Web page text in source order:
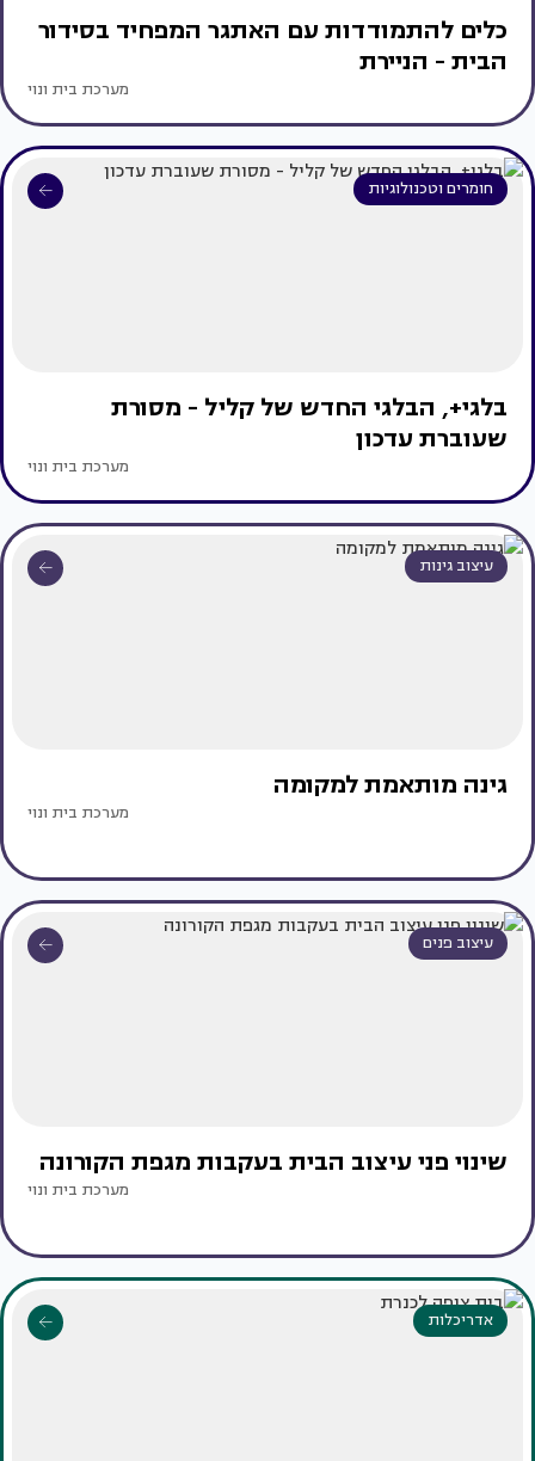
כלים להתמודדות עם האתגר המפחיד בסידור
הבית - הניירת
מערכת בית ונוי
חומרים וטכנולוגיות
בלגי+, הבלגי החדש של קליל - מסורת
שעוברת עדכון
מערכת בית ונוי
עיצוב גינות
גינה מותאמת למקומה
מערכת בית ונוי
עיצוב פנים
שינוי פני עיצוב הבית בעקבות מגפת הקורונה
מערכת בית ונוי
אדריכלות